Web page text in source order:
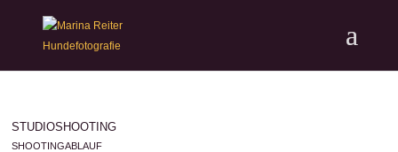
STUDIOSHOOTING
SHOOTINGABLAUF